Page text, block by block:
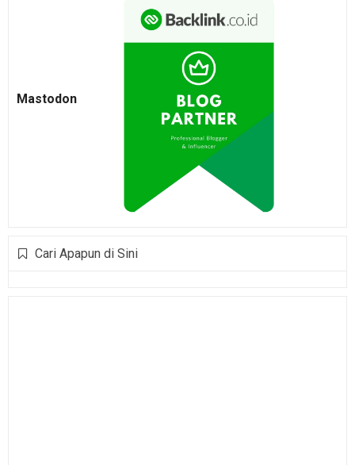
Mastodon
Cari Apapun di Sini